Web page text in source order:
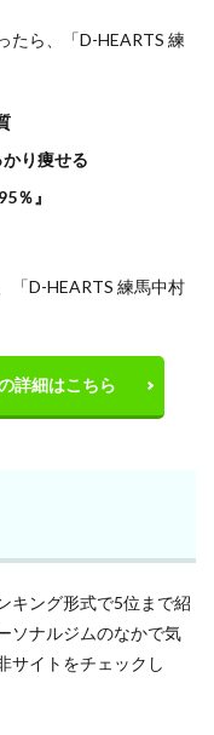
たら、「D-HEARTS 練
り痩せる
％』
「D-HEARTS 練馬中村
詳細はこちら
キング形式で5位まで紹
ソナルジムのなかで気
サイトをチェックし